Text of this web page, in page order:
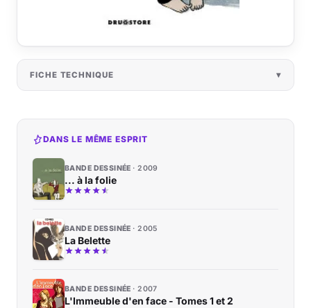
FICHE TECHNIQUE
DANS LE MÊME ESPRIT
BANDE DESSINÉE 2009
... à la folie
BANDE DESSINÉE 2005
La Belette
BANDE DESSINÉE 2007
L'Immeuble d'en face - Tomes 1 et 2